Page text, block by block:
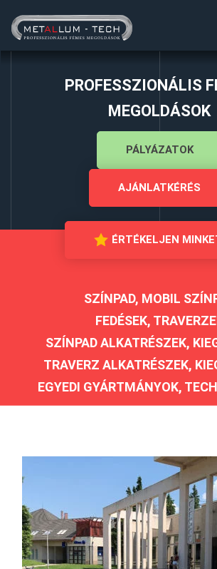
PROFESSZIONÁLIS
MEGOLDÁSOK
PÁLYÁZATOK
AJÁNLATKÉRÉS
ÉRTÉKELJEN
SZÍNPAD, MOBIL
FEDÉSEK,
SZÍNPAD ALKATRÉSZEK,
TRAVERZ ALKATRÉSZEK,
EGYEDI GYÁRTMÁNYOK,